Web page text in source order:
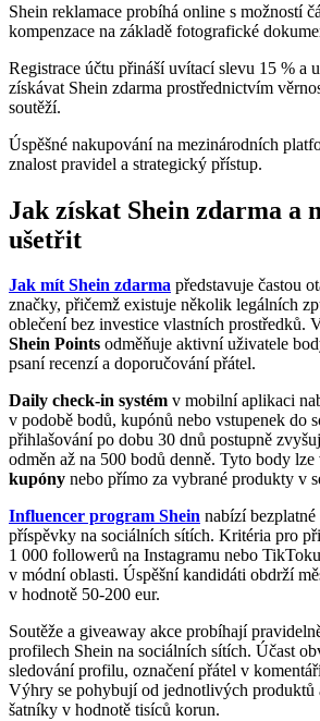
Shein reklamace probíhá online s možností
kompenzace na základě fotografické
Registrace účtu přináší uvítací slevu 15 % a
získávat Shein zdarma prostřednictvím
soutěží.
Úspěšné nakupování na mezinárodních
znalost pravidel a strategický přístup.
Jak získat Shein zdarma a
ušetřit
Jak mít Shein zdarma představuje častou
značky, přičemž existuje několik legálních
oblečení bez investice vlastních prostředků.
Shein Points odměňuje aktivní uživatele
psaní recenzí a doporučování přátel.
Daily check-in systém v mobilní aplikaci
v podobě bodů, kupónů nebo vstupenek do
přihlašování po dobu 30 dnů postupně
odměn až na 500 bodů denně. Tyto body
kupóny nebo přímo za vybrané produkty v
Influencer program Shein nabízí
příspěvky na sociálních sítích. Kritéria pro
1 000 followerů na Instagramu nebo
v módní oblasti. Úspěšní kandidáti obdrží
v hodnotě 50-200 eur.
Soutěže a giveaway akce probíhají
profilech Shein na sociálních sítích. Účast
sledování profilu, označení přátel v
Výhry se pohybují od jednotlivých produktů
šatníky v hodnotě tisíců korun.